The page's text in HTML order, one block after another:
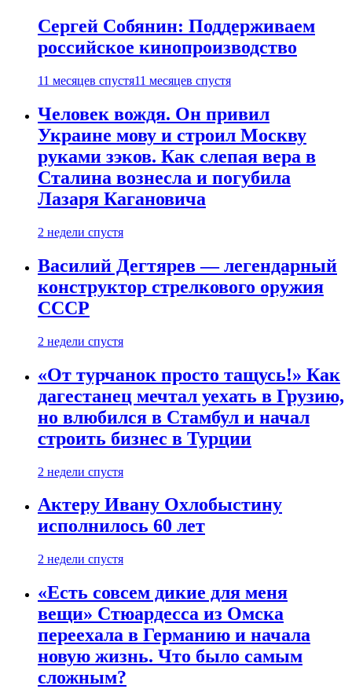
Сергей Собянин: Поддерживаем
российское кинопроизводство
11 месяцев спустя11 месяцев спустя
Человек вождя. Он привил
Украине мову и строил Москву
руками зэков. Как слепая вера в
Сталина вознесла и погубила
Лазаря Кагановича
2 недели спустя
Василий Дегтярев — легендарный
конструктор стрелкового оружия
СССР
2 недели спустя
«От турчанок просто тащусь!» Как
дагестанец мечтал уехать в Грузию,
но влюбился в Стамбул и начал
строить бизнес в Турции
2 недели спустя
Актеру Ивану Охлобыстину
исполнилось 60 лет
2 недели спустя
«Есть совсем дикие для меня
вещи» Стюардесса из Омска
переехала в Германию и начала
новую жизнь. Что было самым
сложным?